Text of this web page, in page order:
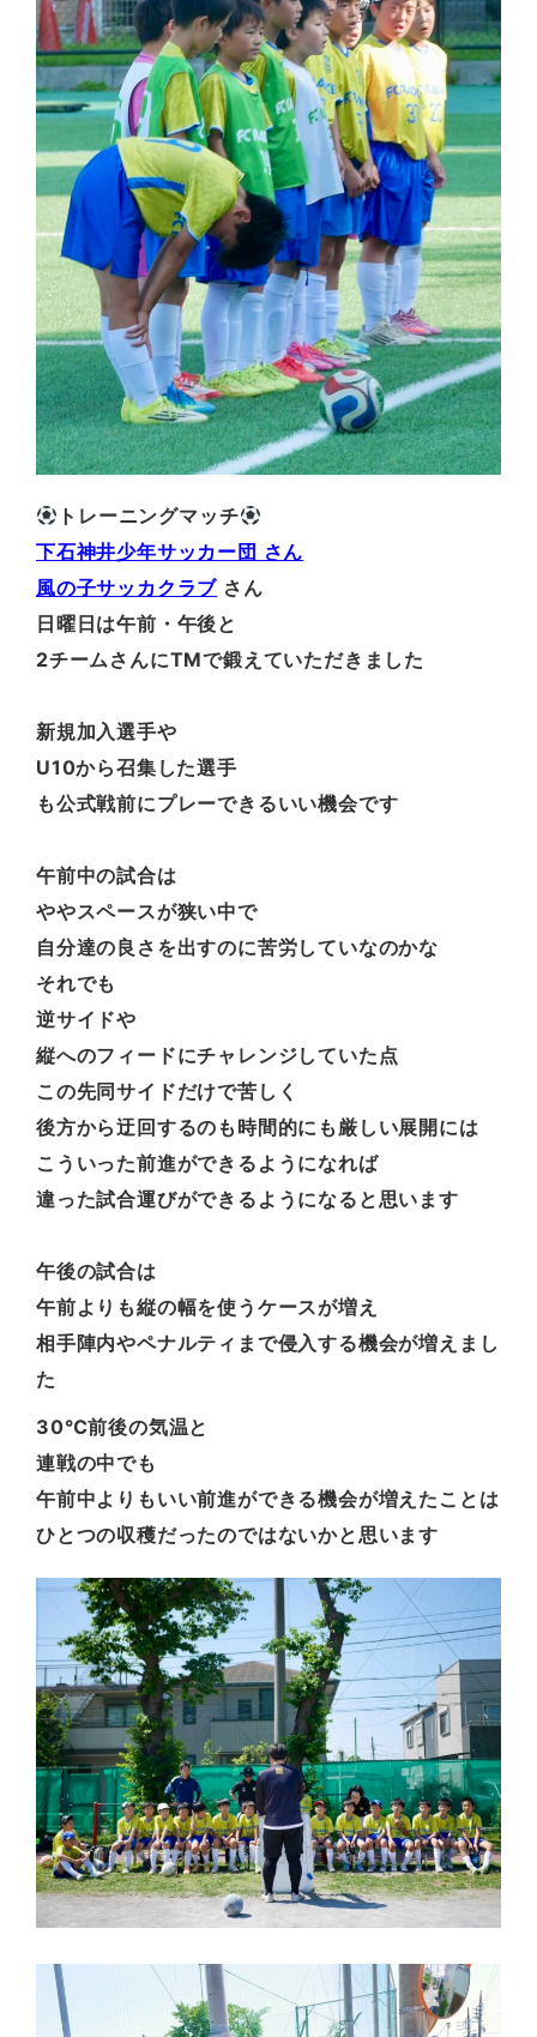
トレーニングマッチ
下石神井少年サッカー団 さん
風の子サッカクラブ さん
日曜日は午前・午後と
2チームさんにTMで鍛えていただきました
新規加入選手や
U10から召集した選手
も公式戦前にプレーできるいい機会です
午前中の試合は
ややスペースが狭い中で
自分達の良さを出すのに苦労していなのかな
それでも
逆サイドや
縦へのフィードにチャレンジしていた点
この先同サイドだけで苦しく
後方から迂回するのも時間的にも厳しい展開には
こういった前進ができるようになれば
違った試合運びができるようになると思います
午後の試合は
午前よりも縦の幅を使うケースが増え
相手陣内やペナルティまで侵入する機会が増えまし
た
30℃前後の気温と
連戦の中でも
午前中よりもいい前進ができる機会が増えたことは
ひとつの収穫だったのではないかと思います